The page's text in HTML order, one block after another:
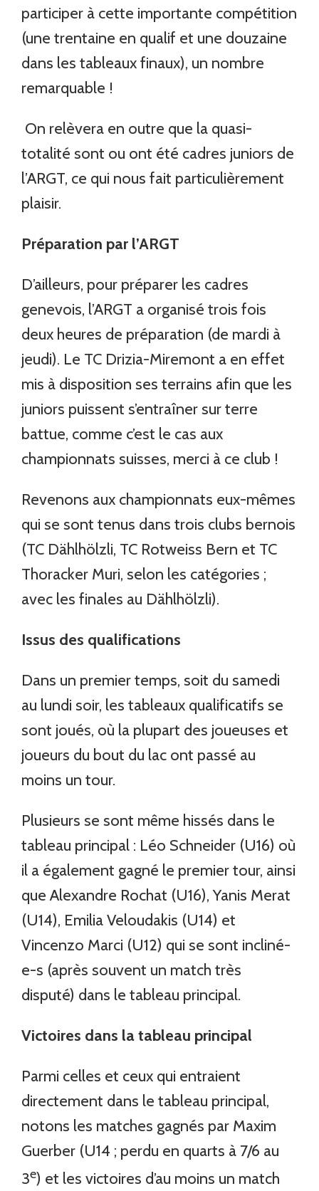
participer à cette importante compétition
(une trentaine en qualif et une douzaine
dans les tableaux finaux), un nombre
remarquable !
On relèvera en outre que la quasi-
totalité sont ou ont été cadres juniors de
l’ARGT, ce qui nous fait particulièrement
plaisir.
Préparation par l’ARGT
D’ailleurs, pour préparer les cadres
genevois, l’ARGT a organisé trois fois
deux heures de préparation (de mardi à
jeudi). Le TC Drizia-Miremont a en effet
mis à disposition ses terrains afin que les
juniors puissent s’entraîner sur terre
battue, comme c’est le cas aux
championnats suisses, merci à ce club !
Revenons aux championnats eux-mêmes
qui se sont tenus dans trois clubs bernois
(TC Dählhölzli, TC Rotweiss Bern et TC
Thoracker Muri, selon les catégories ;
avec les finales au Dählhölzli).
Issus des qualifications
Dans un premier temps, soit du samedi
au lundi soir, les tableaux qualificatifs se
sont joués, où la plupart des joueuses et
joueurs du bout du lac ont passé au
moins un tour.
Plusieurs se sont même hissés dans le
tableau principal : Léo Schneider (U16) où
il a également gagné le premier tour, ainsi
que Alexandre Rochat (U16), Yanis Merat
(U14), Emilia Veloudakis (U14) et
Vincenzo Marci (U12) qui se sont incliné-
e-s (après souvent un match très
disputé) dans le tableau principal.
Victoires dans la tableau principal
Parmi celles et ceux qui entraient
directement dans le tableau principal,
notons les matches gagnés par Maxim
Guerber (U14 ; perdu en quarts à 7/6 au
3e) et les victoires d’au moins un match